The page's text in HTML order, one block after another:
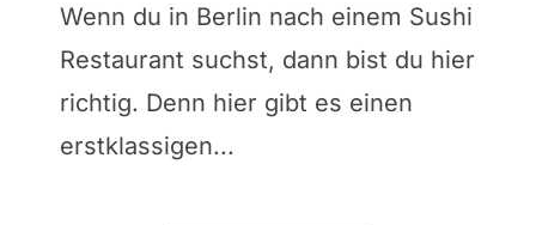
Wenn du in Berlin nach einem Sushi
Restaurant suchst, dann bist du hier
richtig. Denn hier gibt es einen
erstklassigen...